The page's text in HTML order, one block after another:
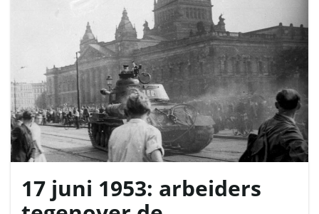
s
e
17 juni 1953: arbeiders